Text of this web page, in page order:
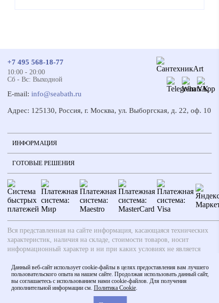
ГОТОВЫЕ РЕШЕНИЯ
ИНФОРМАЦИЯ
+7 495 568-18-77
E-mail: info@seabath.ru
Адрес: 125130, Россия, г. Москва, ул. Выборгская, д. 22, оф. 10
10:00 - 20:00
Сб - Вс: Выходной
Вся представленная на сайте информация, касающаяся технических
характеристик, наличия на складе, стоимости товаров, носит
информационный характер и ни при каких условиях не является
Гражданского кодекса РФ. Производители вправе вносить
изменения в технические характеристики, внешний вид и
комплектацию товаров без предварительного уведомления. Заказ
считается действительным после согласования с менеджером.
Данный веб-сайт использует cookie-файлы в целях предоставления вам лучшего
пользовательского опыта на нашем сайте. Продолжая использовать данный сайт,
вы соглашаетесь с использованием нами cookie-файлов. Для получения
дополнительной информации см. Политика Cookie.